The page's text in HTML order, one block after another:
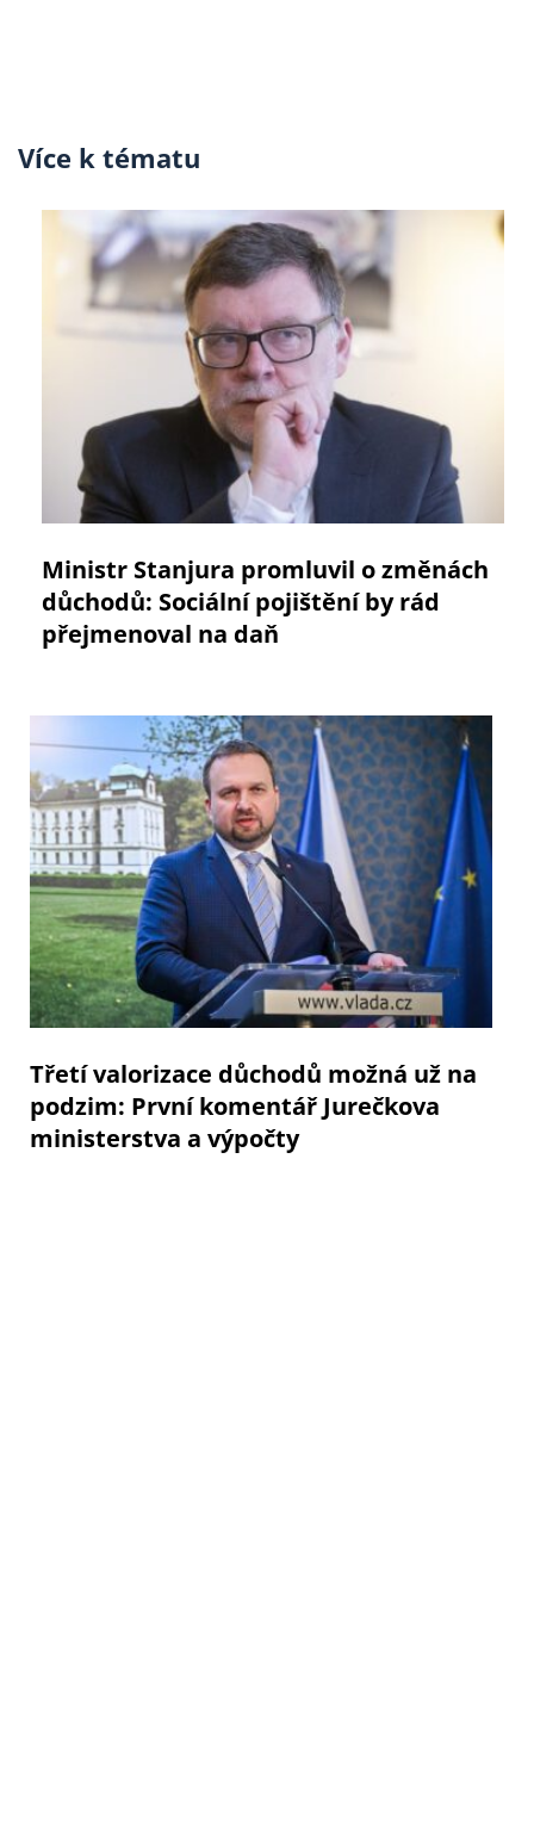
Více k tématu
Ministr Stanjura promluvil o změnách
důchodů: Sociální pojištění by rád
přejmenoval na daň
Třetí valorizace důchodů možná už na
podzim: První komentář Jurečkova
ministerstva a výpočty